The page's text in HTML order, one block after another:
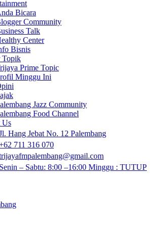
Bicara
Community
Talk
Center
Bisnis
Topik
Prime Topic
Minggu Ini
Jazz Community
Food Channel
Us
Hang Jebat No. 12 Palembang
711 316 070
Senin – Sabtu: 8:00 –16:00 Minggu : TUTUP